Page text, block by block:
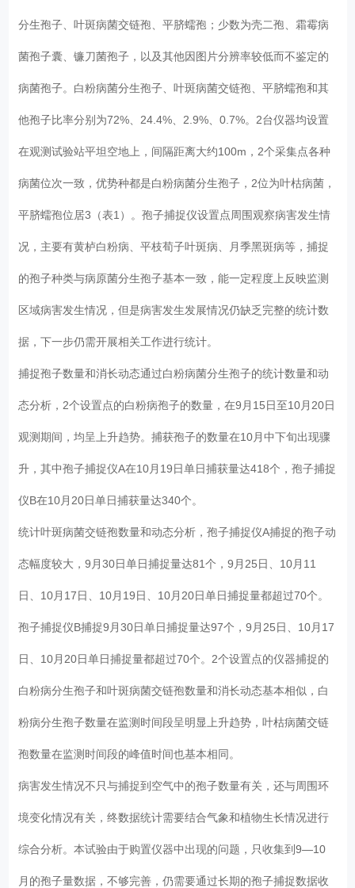
分生孢子、叶斑病菌交链孢、平脐蠕孢；少数为壳二孢、霜霉病
菌孢子囊、镰刀菌孢子，以及其他因图片分辨率较低而不鉴定的
病菌孢子。白粉病菌分生孢子、叶斑病菌交链孢、平脐蠕孢和其
他孢子比率分别为72%、24.4%、2.9%、0.7%。2台仪器均设置
在观测试验站平坦空地上，间隔距离大约100m，2个采集点各种
病菌位次一致，优势种都是白粉病菌分生孢子，2位为叶枯病菌，
平脐蠕孢位居3（表1）。孢子捕捉仪设置点周围观察病害发生情
况，主要有黄栌白粉病、平枝荀子叶斑病、月季黑斑病等，捕捉
的孢子种类与病原菌分生孢子基本一致，能一定程度上反映监测
区域病害发生情况，但是病害发生发展情况仍缺乏完整的统计数
据，下一步仍需开展相关工作进行统计。
捕捉孢子数量和消长动态通过白粉病菌分生孢子的统计数量和动
态分析，2个设置点的白粉病孢子的数量，在9月15日至10月20日
观测期间，均呈上升趋势。捕获孢子的数量在10月中下旬出现骤
升，其中孢子捕捉仪A在10月19日单日捕获量达418个，孢子捕捉
仪B在10月20日单日捕获量达340个。
统计叶斑病菌交链孢数量和动态分析，孢子捕捉仪A捕捉的孢子动
态幅度较大，9月30日单日捕捉量达81个，9月25日、10月11
日、10月17日、10月19日、10月20日单日捕捉量都超过70个。
孢子捕捉仪B捕捉9月30日单日捕捉量达97个，9月25日、10月17
日、10月20日单日捕捉量都超过70个。2个设置点的仪器捕捉的
白粉病分生孢子和叶斑病菌交链孢数量和消长动态基本相似，白
粉病分生孢子数量在监测时间段呈明显上升趋势，叶枯病菌交链
孢数量在监测时间段的峰值时间也基本相同。
病害发生情况不只与捕捉到空气中的孢子数量有关，还与周围环
境变化情况有关，终数据统计需要结合气象和植物生长情况进行
综合分析。本试验由于购置仪器中出现的问题，只收集到9—10
月的孢子量数据，不够完善，仍需要通过长期的孢子捕捉数据收